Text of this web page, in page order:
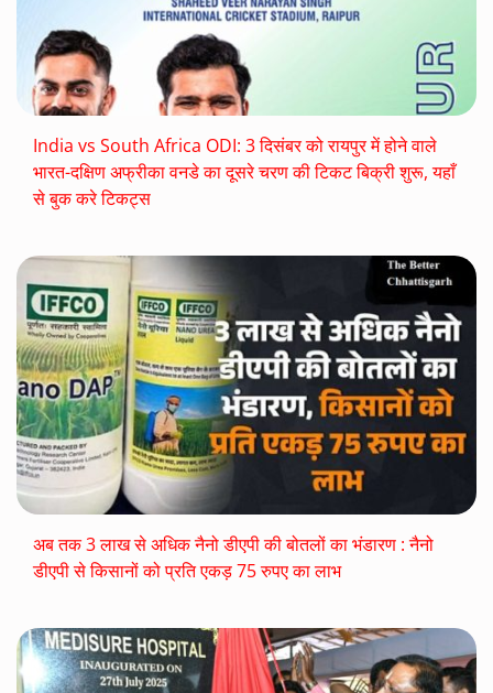
India vs South Africa ODI: 3 दिसंबर को रायपुर में होने वाले
भारत-दक्षिण अफ्रीका वनडे का दूसरे चरण की टिकट बिक्री शुरू, यहाँ
से बुक करे टिकट्स
अब तक 3 लाख से अधिक नैनो डीएपी की बोतलों का भंडारण : नैनो
डीएपी से किसानों को प्रति एकड़ 75 रुपए का लाभ